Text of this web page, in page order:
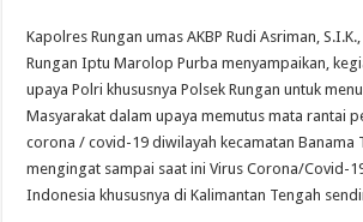
Kapolres Rungan umas AKBP Rudi Asriman,
Rungan Iptu Marolop Purba menyampaikan,
upaya Polri khususnya Polsek Rungan untuk
Masyarakat dalam upaya memutus mata rantai
corona / covid-19 diwilayah kecamatan Banama
mengingat sampai saat ini Virus Corona/Covid-
Indonesia khususnya di Kalimantan Tengah